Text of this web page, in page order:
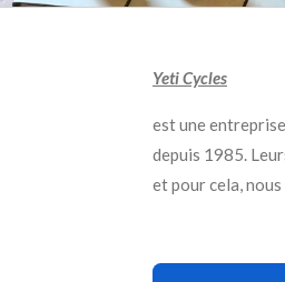
Yeti Cycles
est une
depuis 1985.
et pour cela,